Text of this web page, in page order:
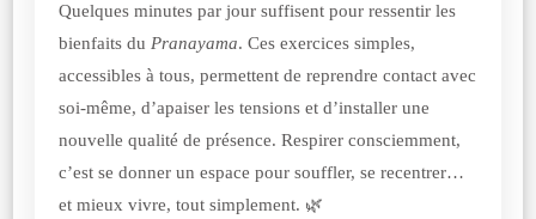
Quelques minutes par jour suffisent pour ressentir les
bienfaits du Pranayama. Ces exercices simples,
accessibles à tous, permettent de reprendre contact avec
soi-même, d’apaiser les tensions et d’installer une
nouvelle qualité de présence. Respirer consciemment,
c’est se donner un espace pour souffler, se recentrer…
et mieux vivre, tout simplement. 🌿